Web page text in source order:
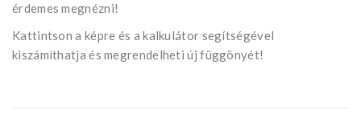
érdemes megnézni!
Kattintson a képre és a kalkulátor segítségével
kiszámíthatja és megrendelheti új függönyét!